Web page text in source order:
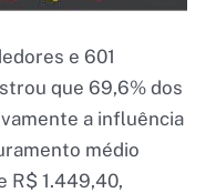
e 601
que 69,6% dos
a influência
médio
R$ 1.449,40,